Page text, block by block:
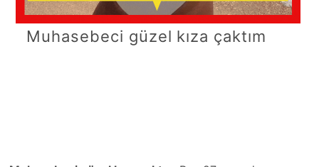
Muhasebeci güzel kıza çaktım